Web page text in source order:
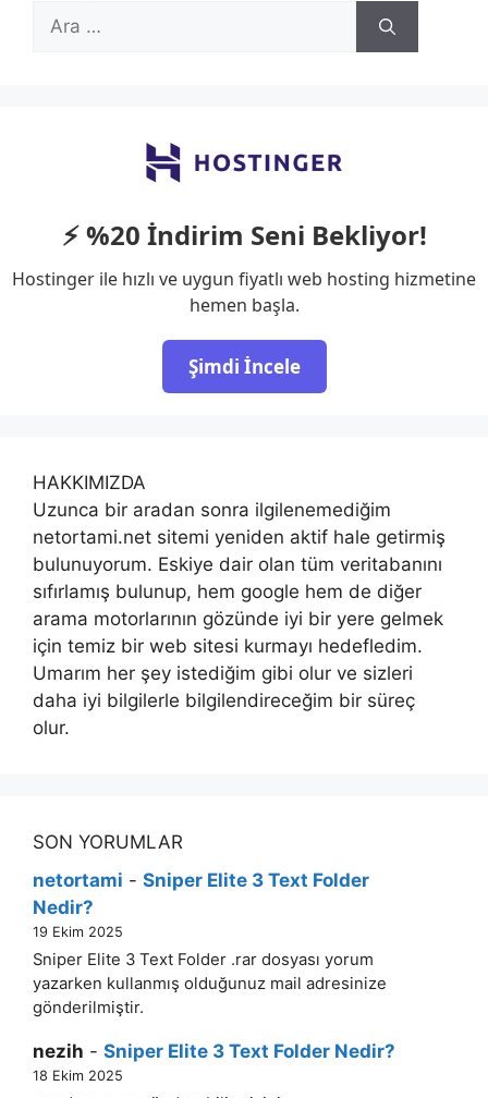
için
⚡ %20 İndirim Seni Bekliyor!
Hostinger ile hızlı ve uygun fiyatlı web hosting hizmetine
hemen başla.
Şimdi İncele
HAKKIMIZDA
Uzunca bir aradan sonra ilgilenemediğim
netortami.net sitemi yeniden aktif hale getirmiş
bulunuyorum. Eskiye dair olan tüm veritabanını
sıfırlamış bulunup, hem google hem de diğer
arama motorlarının gözünde iyi bir yere gelmek
için temiz bir web sitesi kurmayı hedefledim.
Umarım her şey istediğim gibi olur ve sizleri
daha iyi bilgilerle bilgilendireceğim bir süreç
olur.
SON YORUMLAR
netortami - Sniper Elite 3 Text Folder
Nedir?
19 Ekim 2025
Sniper Elite 3 Text Folder .rar dosyası yorum
yazarken kullanmış olduğunuz mail adresinize
gönderilmiştir.
nezih - Sniper Elite 3 Text Folder Nedir?
18 Ekim 2025